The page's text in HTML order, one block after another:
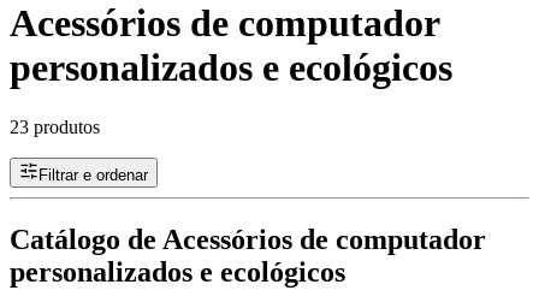
Acessórios de computador
personalizados e ecológicos
23 produtos
Filtrar e ordenar
Catálogo de Acessórios de computador
personalizados e ecológicos